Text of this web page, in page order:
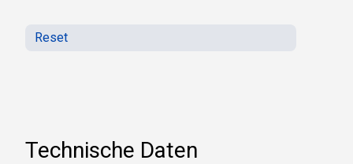
Reset
Technische Daten